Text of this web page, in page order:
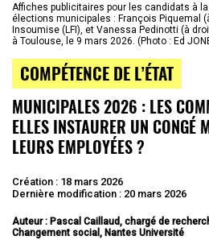
Affiches publicitaires pour les candidats à
élections municipales : François Piquemal
Insoumise (LFI), et Vanessa Pedinotti (à
à Toulouse, le 9 mars 2026. (Photo : Ed
COMPÉTENCE DE L’ÉTAT
MUNICIPALES 2026 : LES
ELLES INSTAURER UN CONGÉ
LEURS EMPLOYÉES ?
Création : 18 mars 2026
Dernière modification : 20 mars 2026
Auteur : Pascal Caillaud, chargé de
Changement social, Nantes Université